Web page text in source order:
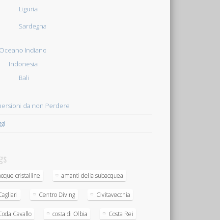
Liguria
Sardegna
Oceano Indiano
Indonesia
Bali
da non Perdere
cristalline amanti della subacquea
Centro Diving Civitavecchia
Cavallo costa di Olbia Costa Rei